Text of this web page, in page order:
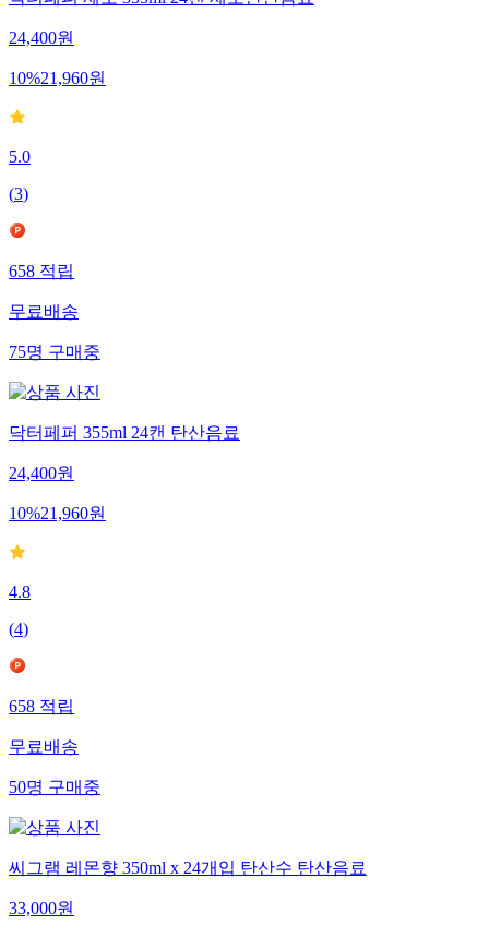
닥터페퍼 제로 355ml 24캔 제로탄산음료
24,400원
10%21,960원
5.0
(3)
658적립
무료배송
75명구매중
닥터페퍼 355ml 24캔 탄산음료
24,400원
10%21,960원
4.8
(4)
658적립
무료배송
50명구매중
씨그램 레몬향 350ml x 24개입 탄산수 탄산음료
33,000원